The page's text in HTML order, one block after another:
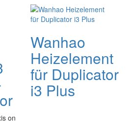
on
Wanhao
Heizelement
für Duplicator
i3 Plus